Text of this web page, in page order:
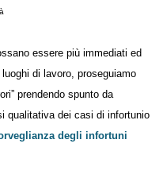
essere più immediati ed
di lavoro, proseguiamo
prendendo spunto da
qualitativa dei casi di